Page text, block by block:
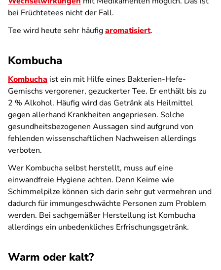
bei Früchtetees nicht der Fall.
Tee wird heute sehr häufigaromatisiert.
Kombucha
Kombucha ist ein mit Hilfe eines Bakterien-Hefe-
Gemischs vergorener, gezuckerter Tee. Er enthält bis zu
2 % Alkohol. Häufig wird das Getränk als Heilmittel
gegen allerhand Krankheiten angepriesen. Solche
gesundheitsbezogenen Aussagen sind aufgrund von
fehlenden wissenschaftlichen Nachweisen allerdings
verboten.
Wer Kombucha selbst herstellt, muss auf eine
einwandfreie Hygiene achten. Denn Keime wie
Schimmelpilze können sich darin sehr gut vermehren und
dadurch für immungeschwächte Personen zum Problem
werden. Bei sachgemäßer Herstellung ist Kombucha
allerdings ein unbedenkliches Erfrischungsgetränk.
Warm oder kalt?